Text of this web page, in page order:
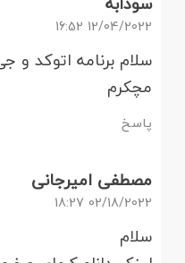
12/04/2022 16:52
سلام برنامه اتوکد
مچکرم
پاسخ
مصطفی امیرجانی
02/18/2022 18:27
سلام